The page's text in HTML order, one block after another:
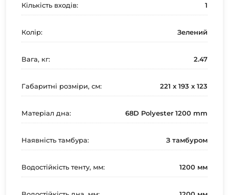
Кількість входів: 1
Колір: Зелений
Вага, кг: 2.47
Габаритні розміри, см: 221 х 193 х 123
Матеріал дна: 68D Polyester 1200 mm
Наявність тамбура: З тамбуром
Водостійкість тенту, мм: 1200 мм